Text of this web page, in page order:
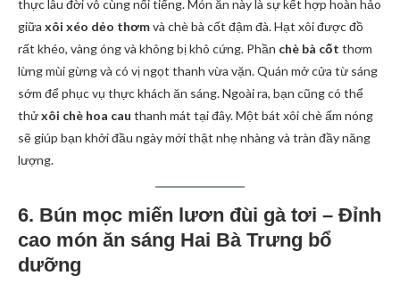
thực lâu đời vô cùng nổi tiếng. Món ăn này là sự kết hợp hoàn hảo
giữa xôi xéo dẻo thơmvà chè bà cốt đậm đà. Hạt xôi được đồ
rất khéo, vàng óng và không bị khô cứng. Phần chè bà cốt thơm
lừng mùi gừng và có vị ngọt thanh vừa vặn. Quán mở cửa từ sáng
sớm để phục vụ thực khách ăn sáng. Ngoài ra, bạn cũng có thể
thửxôi chè hoa cau thanh mát tại đây. Một bát xôi chè ấm nóng
sẽ giúp bạn khởi đầu ngày mới thật nhẹ nhàng và tràn đầy năng
lượng.
6. Bún mọc miến lươn đùi gà tơi – Đỉnh
cao món ăn sáng Hai Bà Trưng bổ
dưỡng